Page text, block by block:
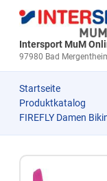
Intersport MuM
97980 Bad
Startseite
Produktkatalog
FIREFLY Damen